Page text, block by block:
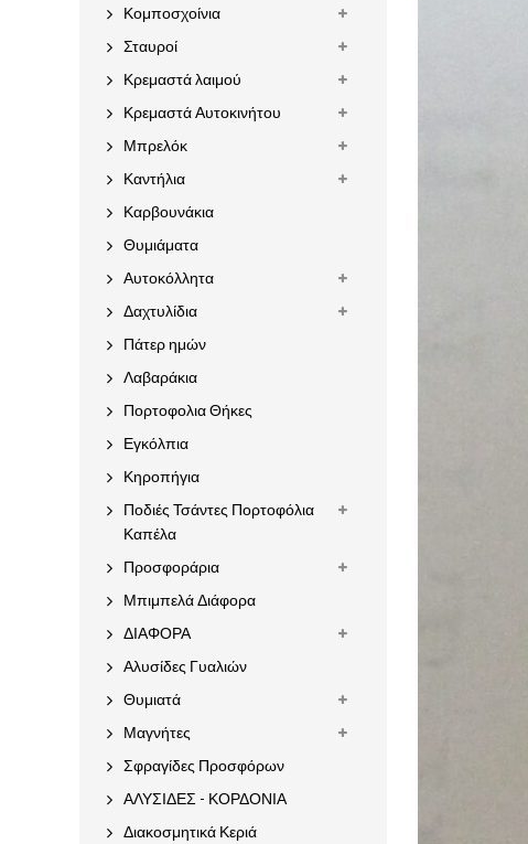
Κομποσχοίνια
Σταυροί
Κρεμαστά λαιμού
Κρεμαστά Αυτοκινήτου
Μπρελόκ
Καντήλια
Καρβουνάκια
Θυμιάματα
Αυτοκόλλητα
Δαχτυλίδια
Πάτερ ημών
Λαβαράκια
Πορτοφολια Θήκες
Εγκόλπια
Κηροπήγια
Ποδιές Τσάντες Πορτοφόλια
Καπέλα
Προσφοράρια
Μπιμπελά Διάφορα
ΔΙΑΦΟΡΑ
Αλυσίδες Γυαλιών
Θυμιατά
Μαγνήτες
Σφραγίδες Προσφόρων
ΑΛΥΣΙΔΕΣ - ΚΟΡΔΟΝΙΑ
Διακοσμητικά Κεριά